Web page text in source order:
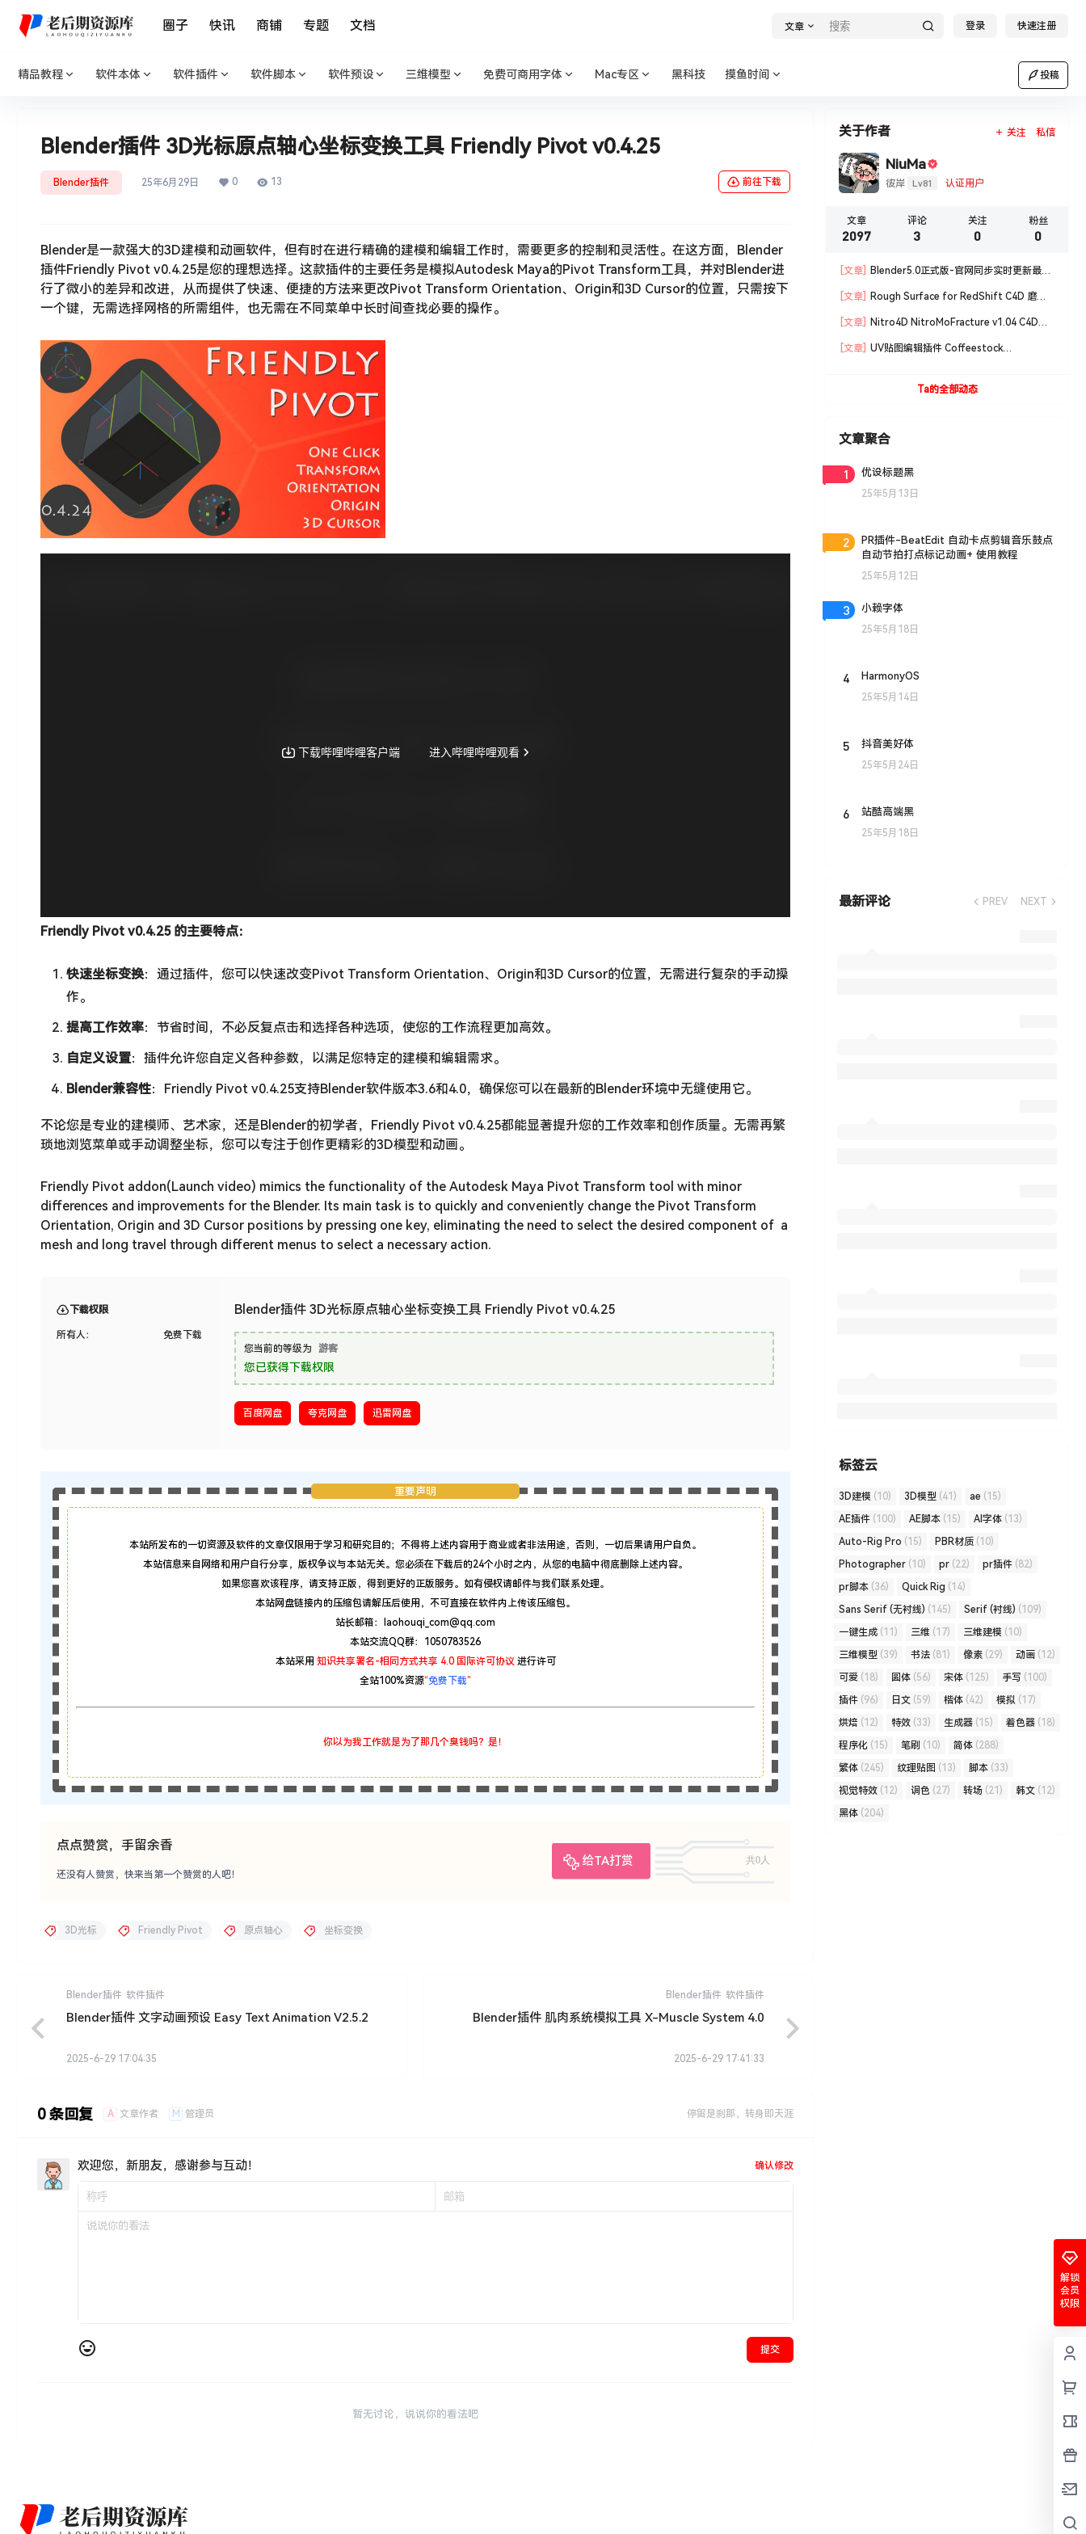
圈子 快讯 商铺 专题 文档 文章 登录 快速注册
精品教程 软件本体 软件插件 软件脚本 软件预设 三维模型 免费可商用字体 Mac专区 黑科技 摸鱼时间 投稿
Blender插件 3D光标原点轴心坐标变换工具 Friendly Pivot v0.4.25
Blender插件 25年6月29日 0 13 前往下载
Blender是一款强大的3D建模和动画软件，但有时在进行精确的建模和编辑工作时，需要更多的控制和灵活性。在这方面，Blender
插件Friendly Pivot v0.4.25是您的理想选择。这款插件的主要任务是模拟Autodesk Maya的Pivot Transform工具，并对Blender进
行了微小的差异和改进，从而提供了快速、便捷的方法来更改Pivot Transform Orientation、Origin和3D Cursor的位置，只需按下
一个键，无需选择网格的所需组件，也无需在不同菜单中长时间查找必要的操作。
Friendly Pivot v0.4.25 的主要特点：
快速坐标变换：通过插件，您可以快速改变Pivot Transform Orientation、Origin和3D Cursor的位置，无需进行复杂的手动操
作。
提高工作效率：节省时间，不必反复点击和选择各种选项，使您的工作流程更加高效。
自定义设置：插件允许您自定义各种参数，以满足您特定的建模和编辑需求。
Blender兼容性：Friendly Pivot v0.4.25支持Blender软件版本3.6和4.0，确保您可以在最新的Blender环境中无缝使用它。
不论您是专业的建模师、艺术家，还是Blender的初学者，Friendly Pivot v0.4.25都能显著提升您的工作效率和创作质量。无需再繁
琐地浏览菜单或手动调整坐标，您可以专注于创作更精彩的3D模型和动画。
Friendly Pivot addon(Launch video) mimics the functionality of the Autodesk Maya Pivot Transform tool with minor
differences and improvements for the Blender. Its main task is to quickly and conveniently change the Pivot Transform
Orientation, Origin and 3D Cursor positions by pressing one key, eliminating the need to select the desired component of a
mesh and long travel through different menus to select a necessary action.
下载权限
所有人： 免费下载
Blender插件 3D光标原点轴心坐标变换工具 Friendly Pivot v0.4.25
您当前的等级为 游客
您已获得下载权限
百度网盘 夸克网盘 迅雷网盘
重要声明
本站所发布的一切资源及软件的文章仅限用于学习和研究目的；不得将上述内容用于商业或者非法用途，否则，一切后果请用户自负。
本站信息来自网络和用户自行分享，版权争议与本站无关。您必须在下载后的24个小时之内，从您的电脑中彻底删除上述内容。
如果您喜欢该程序，请支持正版，得到更好的正版服务。如有侵权请邮件与我们联系处理。
本站网盘链接内的压缩包请解压后使用，不可直接在软件内上传该压缩包。
站长邮箱：laohouqi_com@qq.com
本站交流QQ群：1050783526
本站采用 知识共享署名-相同方式共享 4.0 国际许可协议 进行许可
全站100%资源“免费下载”
你以为我工作就是为了那几个臭钱吗？是！
点点赞赏，手留余香
给TA打赏
共0人
还没有人赞赏，快来当第一个赞赏的人吧！
3D光标 Friendly Pivot 原点轴心 坐标变换
Blender插件 软件插件
Blender插件 文字动画预设 Easy Text Animation V2.5.2
2025-6-29 17:04:35
Blender插件 软件插件
Blender插件 肌肉系统模拟工具 X-Muscle System 4.0
2025-6-29 17:41:33
0 条回复 A 文章作者 M 管理员 停留是刹那，转身即天涯
欢迎您，新朋友，感谢参与互动！ 确认修改
提交
暂无讨论，说说你的看法吧
关于作者 关注 私信
NiuMa
彼岸 Lv81 认证用户
文章
2097
评论
3
关注
0
粉丝
0
[文章]
Blender5.0正式版-官网同步实时更新最新
[文章]
Rough Surface for RedShift C4D 磨损
[文章]
Nitro4D NitroMoFracture v1.04 C4D插
[文章]
UV贴图编辑插件 Coffeestock
Ta的全部动态
文章聚合
1 优设标题黑
25年5月13日
2
PR插件-BeatEdit 自动卡点剪辑音乐鼓点
自动节拍打点标记动画+ 使用教程
25年5月12日
3 小赖字体
25年5月18日
4 HarmonyOS
25年5月14日
5 抖音美好体
25年5月24日
6 站酷高端黑
25年5月18日
最新评论 PREV NEXT
标签云
3D建模 (10) 3D模型 (41) ae (15)
AE插件 (100) AE脚本 (15) AI字体 (13)
Auto-Rig Pro (15) PBR材质 (10)
Photographer (10) pr (22) pr插件 (82)
pr脚本 (36) Quick Rig (14)
Sans Serif (无衬线) (145) Serif (衬线) (109)
一键生成 (11) 三维 (17) 三维建模 (10)
三维模型 (39) 书法 (81) 像素 (29) 动画 (12)
可爱 (18) 圆体 (56) 宋体 (125) 手写 (100)
插件 (96) 日文 (59) 楷体 (42) 模拟 (17)
烘焙 (12) 特效 (33) 生成器 (15) 着色器 (18)
程序化 (15) 笔刷 (10) 简体 (288)
繁体 (245) 纹理贴图 (13) 脚本 (33)
视觉特效 (12) 调色 (27) 转场 (21) 韩文 (12)
黑体 (204)
解锁
会员
权限